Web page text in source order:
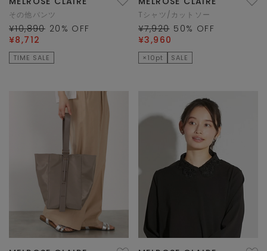
その他パンツ
¥10,890 20 % OFF
¥8,712
TIME SALE
Tシャツ/カットソー
¥7,920 50% OFF
¥3,960
×10pt SALE